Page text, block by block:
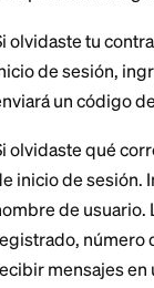
transacción
tarjeta